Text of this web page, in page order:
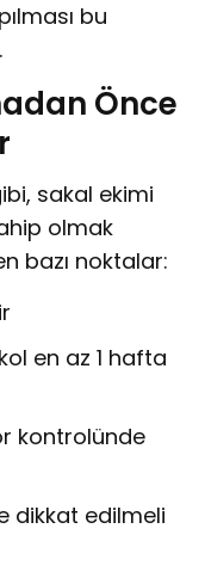
bu
Önce
sakal ekimi
olmak
bazı noktalar:
en az 1 hafta
kontrolünde
dikkat edilmeli